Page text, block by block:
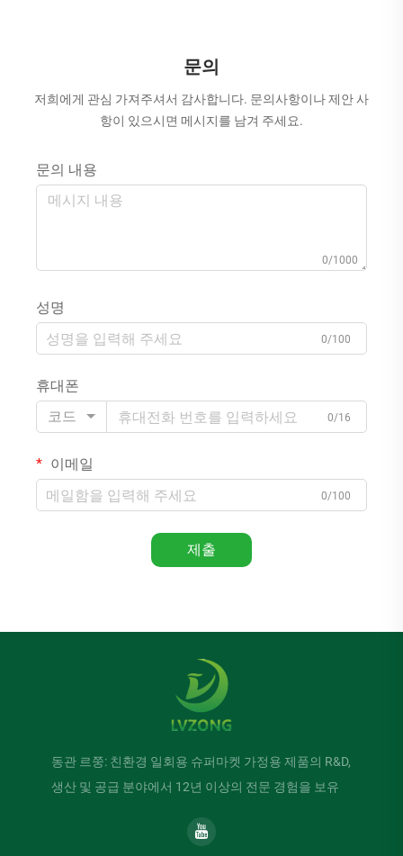
문의
저희에게 관심 가져주셔서 감사합니다. 문의사항이나 제안 사
항이 있으시면 메시지를 남겨 주세요.
문의 내용
0/1000
성명
0/100
휴대폰
코드
0/16
이메일
0/100
제출
동관 르쭝: 친환경 일회용 슈퍼마켓 가정용 제품의 R&D,
생산 및 공급 분야에서 12년 이상의 전문 경험을 보유